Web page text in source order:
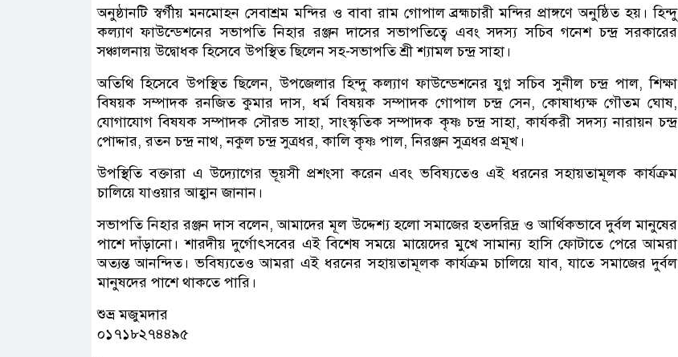
অনুষ্ঠানটি স্বর্গীয় মনমোহন সেবাশ্রম মন্দির ও বাবা রাম গোপাল ব্রহ্মচারী মন্দির প্রাঙ্গণে অনুষ্ঠিত হয়। হিন্দু
কল্যাণ ফাউন্ডেশনের সভাপতি নিহার রঞ্জন দাসের সভাপতিত্বে এবং সদস্য সচিব গনেশ চন্দ্র সরকারের
সঞ্চালনায় উদ্বোধক হিসেবে উপস্থিত ছিলেন সহ-সভাপতি শ্রী শ্যামল চন্দ্র সাহা।
অতিথি হিসেবে উপস্থিত ছিলেন, উপজেলার হিন্দু কল্যাণ ফাউন্ডেশনের যুগ্ন সচিব সুনীল চন্দ্র পাল, শিক্ষা
বিষয়ক সম্পাদক রনজিত কুমার দাস, ধর্ম বিষয়ক সম্পাদক গোপাল চন্দ্র সেন, কোষাধ্যক্ষ গৌতম ঘোষ,
যোগাযোগ বিষযক সম্পাদক সৌরভ সাহা, সাংস্কৃতিক সম্পাদক কৃষ্ণ চন্দ্র সাহা, কার্যকরী সদস্য নারায়ন চন্দ্র
পোদ্দার, রতন চন্দ্র নাথ, নকুল চন্দ্র সুত্রধর, কালি কৃষ্ণ পাল, নিরঞ্জন সুত্রধর প্রমূখ।
উপস্থিতি বক্তারা এ উদ্যোগের ভূয়সী প্রশংসা করেন এবং ভবিষ্যতেও এই ধরনের সহায়তামূলক কার্যক্রম
চালিয়ে যাওয়ার আহ্বান জানান।
সভাপতি নিহার রঞ্জন দাস বলেন, আমাদের মূল উদ্দেশ্য হলো সমাজের হতদরিদ্র ও আর্থিকভাবে দুর্বল মানুষের
পাশে দাঁড়ানো। শারদীয় দুর্গোৎসবের এই বিশেষ সময়ে মায়েদের মুখে সামান্য হাসি ফোটাতে পেরে আমরা
অত্যন্ত আনন্দিত। ভবিষ্যতেও আমরা এই ধরনের সহায়তামূলক কার্যক্রম চালিয়ে যাব, যাতে সমাজের দুর্বল
মানুষদের পাশে থাকতে পারি।
শুভ্র মজুমদার
০১৭১৮২৭৪৪৯৫